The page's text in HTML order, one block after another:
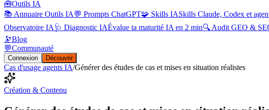
🧰Outils IA
📚 Annuaire Outils IA 💬 Prompts ChatGPT🧩 Skills IASkills Claude, Codex et
Observatoire IA 🩺 Diagnostic IAÉvalue ta maturité IA en 2 min🔍 Audit GEO &
🔭Blog
💬Communauté
Connexion Découvrir
Cas d'usage agents IA/Générer des études de cas et mises en situation réalistes
Création & Contenu